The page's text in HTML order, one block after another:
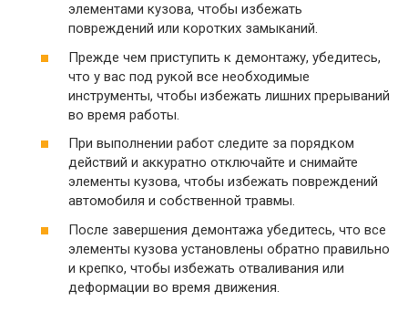
элементами кузова, чтобы избежать
повреждений или коротких замыканий.
Прежде чем приступить к демонтажу, убедитесь,
что у вас под рукой все необходимые
инструменты, чтобы избежать лишних прерываний
во время работы.
При выполнении работ следите за порядком
действий и аккуратно отключайте и снимайте
элементы кузова, чтобы избежать повреждений
автомобиля и собственной травмы.
После завершения демонтажа убедитесь, что все
элементы кузова установлены обратно правильно
и крепко, чтобы избежать отваливания или
деформации во время движения.